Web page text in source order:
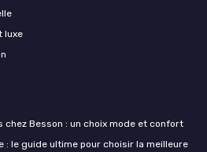
luxe
chez Besson : un choix mode et confort
: le guide ultime pour choisir la meilleure